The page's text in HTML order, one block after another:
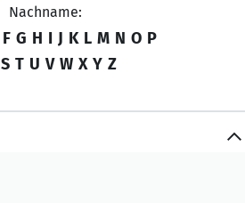
Nachname:
F G H I J K L M N O P
S T U V W X Y Z